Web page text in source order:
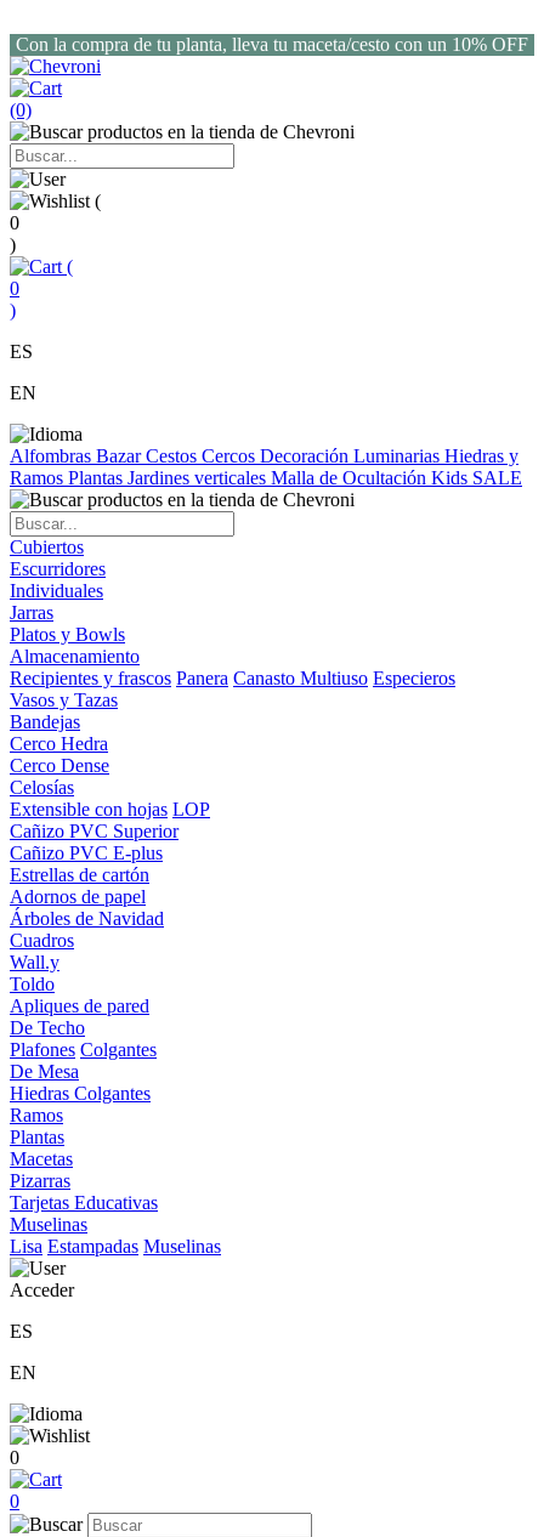
Con la compra de tu planta, lleva tu maceta/cesto con un 10% OFF
(0)
(
0
)
(
0
)
ES
EN
Alfombras BazarCestos Cercos Decoración Luminarias Hiedras y
Ramos Plantas Jardines verticales Malla de Ocultación Kids SALE
Cubiertos
Escurridores
Individuales
Jarras
Platos y Bowls
Almacenamiento
Recipientes y frascos Panera Canasto Multiuso Especieros
Vasos y Tazas
Bandejas
Cerco Hedra
Cerco Dense
Celosías
Extensible con hojas LOP
Cañizo PVC Superior
Cañizo PVC E-plus
Estrellas de cartón
Adornos de papel
Árboles de Navidad
Cuadros
Wall.y
Toldo
Apliques de pared
De Techo
Plafones Colgantes
De Mesa
Hiedras Colgantes
Ramos
Plantas
Macetas
Pizarras
Tarjetas Educativas
Muselinas
Lisa Estampadas Muselinas
Acceder
ES
EN
0
0